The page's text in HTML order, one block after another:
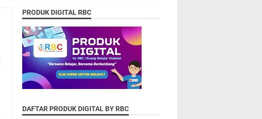
PRODUK DIGITAL RBC
DAFTAR PRODUK DIGITAL BY RBC